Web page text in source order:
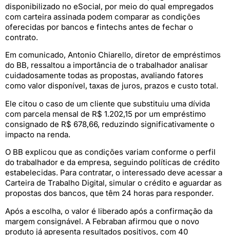
disponibilizado no eSocial, por meio do qual empregados
com carteira assinada podem comparar as condições
oferecidas por bancos e fintechs antes de fechar o
contrato.
Em comunicado, Antonio Chiarello, diretor de empréstimos
do BB, ressaltou a importância de o trabalhador analisar
cuidadosamente todas as propostas, avaliando fatores
como valor disponível, taxas de juros, prazos e custo total.
Ele citou o caso de um cliente que substituiu uma dívida
com parcela mensal de R$ 1.202,15 por um empréstimo
consignado de R$ 678,66, reduzindo significativamente o
impacto na renda.
O BB explicou que as condições variam conforme o perfil
do trabalhador e da empresa, seguindo políticas de crédito
estabelecidas. Para contratar, o interessado deve acessar a
Carteira de Trabalho Digital, simular o crédito e aguardar as
propostas dos bancos, que têm 24 horas para responder.
Após a escolha, o valor é liberado após a confirmação da
margem consignável. A Febraban afirmou que o novo
produto já apresenta resultados positivos, com 40